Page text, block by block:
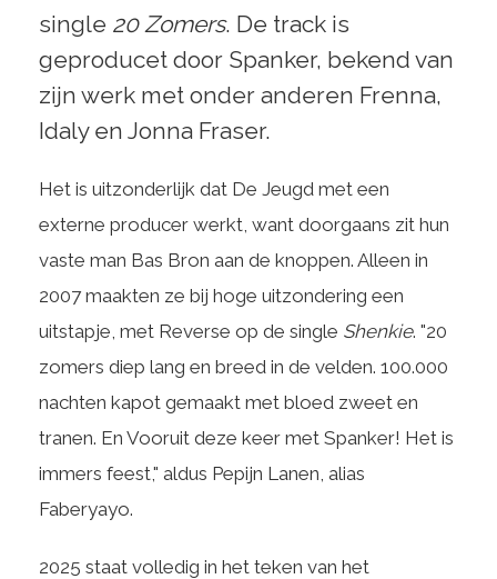
single 20 Zomers. De track is
geproducet door Spanker, bekend van
zijn werk met onder anderen Frenna,
Idaly en Jonna Fraser.
Het is uitzonderlijk dat De Jeugd met een
externe producer werkt, want doorgaans zit hun
vaste man Bas Bron aan de knoppen. Alleen in
2007 maakten ze bij hoge uitzondering een
uitstapje, met Reverse op de single Shenkie. "20
zomers diep lang en breed in de velden. 100.000
nachten kapot gemaakt met bloed zweet en
tranen. En Vooruit deze keer met Spanker! Het is
immers feest," aldus Pepijn Lanen, alias
Faberyayo.
2025 staat volledig in het teken van het